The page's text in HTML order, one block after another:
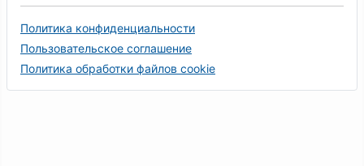
Политика конфиденциальности
Пользовательское соглашение
Политика обработки файлов cookie